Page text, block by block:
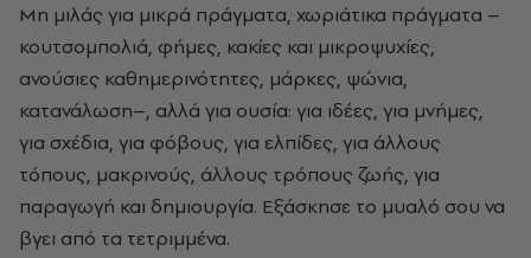
Μη μιλάς για μικρά πράγματα, χωριάτικα πράγματα –
κουτσομπολιά, φήμες, κακίες και μικροψυχίες,
ανούσιες καθημερινότητες, μάρκες, ψώνια,
κατανάλωση–, αλλά για ουσία: για ιδέες, για μνήμες,
για σχέδια, για φόβους, για ελπίδες, για άλλους
τόπους, μακρινούς, άλλους τρόπους ζωής, για
παραγωγή και δημιουργία. Εξάσκησε το μυαλό σου να
βγει από τα τετριμμένα.